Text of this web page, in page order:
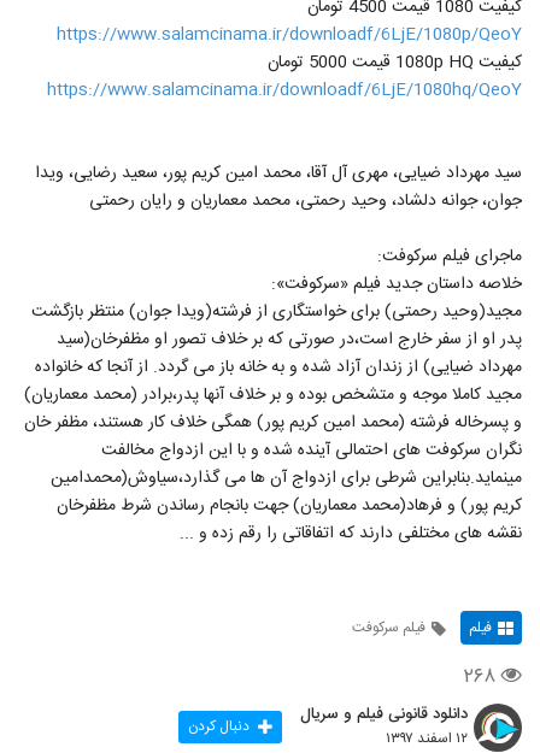
کیفیت 1080 قیمت 4500 تومان
https://www.salamcinama.ir/downloadf/6LjE/1080p/QeoY
کیفیت 1080p HQ قیمت 5000 تومان
https://www.salamcinama.ir/downloadf/6LjE/1080hq/QeoY
سید مهرداد ضیایی، مهری آل آقا، محمد امین کریم پور، سعید رضایی، ویدا
جوان، جوانه دلشاد، وحید رحمتی، محمد معماریان و رایان رحمتی
ماجرای فیلم سرکوفت:
خلاصه داستان جدید فیلم «سرکوفت»:
مجید(وحید رحمتی) برای خواستگاری از فرشته(ویدا جوان) منتظر بازگشت
پدر او از سفر خارج است،‌در صورتی که بر خلاف تصور او مظفرخان(سید
مهرداد ضیایی) از زندان آزاد شده و به خانه باز می گردد. از آنجا که خانواده
مجید کاملا موجه و متشخص بوده و بر خلاف آنها پدر،‌برادر (محمد معماریان)
و پسرخاله فرشته (محمد امین کریم پور) همگی خلاف کار هستند، مظفر خان
نگران سرکوفت های احتمالی آینده شده و با این ازدواج مخالفت
مینماید.بنابراین شرطی برای ازدواج آن ها می گذارد،سیاوش(محمدامین
کریم پور) و فرهاد(محمد معماریان) جهت بانجام رساندن شرط مظفرخان
نقشه های مختلفی دارند که اتفاقاتی را رقم زده و ...
فیلم فیلم سرکوفت
۲۶۸
دانلود قانونی فیلم و سریال
۱۲ اسفند ۱۳۹۷ دنبال کردن